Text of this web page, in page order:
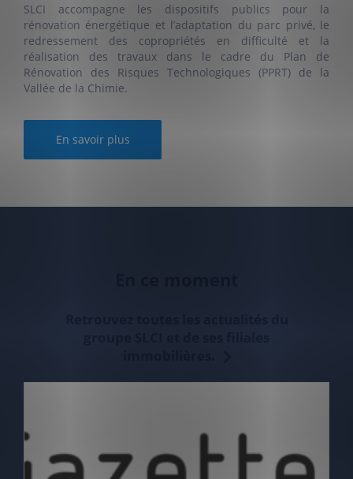
SLCI accompagne les dispositifs publics pour la
rénovation énergétique et l’adaptation du parc privé, le
redressement des copropriétés en difficulté et la
réalisation des travaux dans le cadre du Plan de
Rénovation des Risques Technologiques (PPRT) de la
Vallée de la Chimie.
En savoir plus